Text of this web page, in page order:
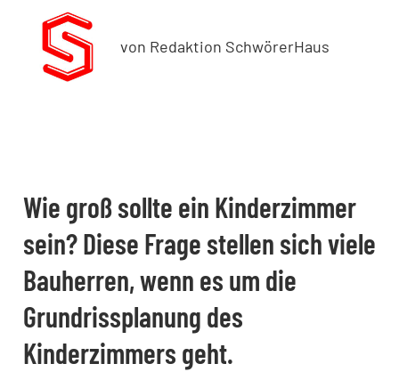
von Redaktion SchwörerHaus
Wie groß sollte ein Kinderzimmer
sein? Diese Frage stellen sich viele
Bauherren, wenn es um die
Grundrissplanung des
Kinderzimmers geht.